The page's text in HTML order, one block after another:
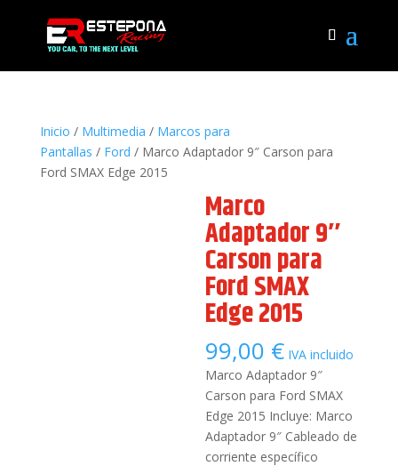
Inicio / Multimedia / Marcos para
Pantallas / Ford / Marco Adaptador 9″ Carson para
Ford SMAX Edge 2015
Marco
Adaptador 9″
Carson para
Ford SMAX
Edge 2015
99,00 € IVA incluido
Marco Adaptador 9″
Carson para Ford SMAX
Edge 2015 Incluye: Marco
Adaptador 9″ Cableado de
corriente específico